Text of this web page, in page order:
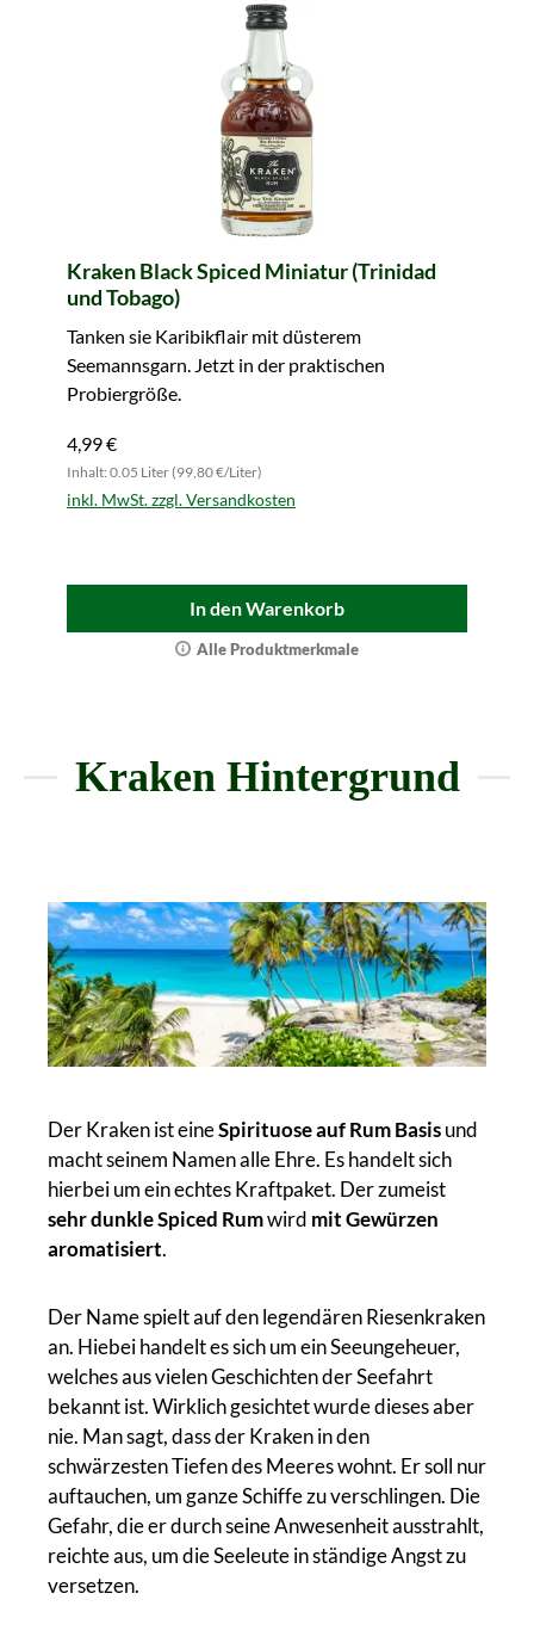
Kraken Black Spiced Miniatur (Trinidad
und Tobago)
Tanken sie Karibikflair mit düsterem
Seemannsgarn. Jetzt in der praktischen
Probiergröße.
4,99 €
Inhalt: 0.05 Liter (99,80 €/Liter)
inkl. MwSt. zzgl. Versandkosten
In den Warenkorb
Alle Produktmerkmale
Kraken Hintergrund
Der Kraken ist eineSpirituose auf Rum Basisund
macht seinem Namen alle Ehre. Es handelt sich
hierbei um ein echtes Kraftpaket. Der zumeist
sehr dunkle Spiced Rumwird mit Gewürzen
aromatisiert.
Der Name spielt auf den legendären Riesenkraken
an. Hiebei handelt es sich um ein Seeungeheuer,
welches aus vielen Geschichten der Seefahrt
bekannt ist. Wirklich gesichtet wurde dieses aber
nie. Man sagt, dass der Kraken in den
schwärzesten Tiefen des Meeres wohnt. Er soll nur
auftauchen, um ganze Schiffe zu verschlingen. Die
Gefahr, die er durch seine Anwesenheit ausstrahlt,
reichte aus, um die Seeleute in ständige Angst zu
versetzen.